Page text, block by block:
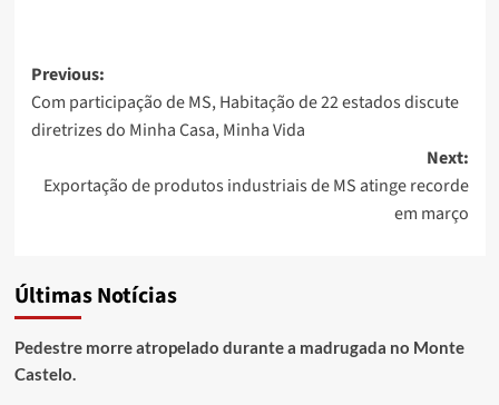
Post
navigation
Previous:
Com participação de MS, Habitação de 22 estados discute
diretrizes do Minha Casa, Minha Vida
Next:
Exportação de produtos industriais de MS atinge recorde
em março
Últimas Notícias
Pedestre morre atropelado durante a madrugada no Monte
Castelo.